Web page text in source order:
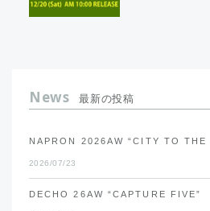
News 最新の投稿
NAPRON 2026AW “CITY TO THE
2026/07/23
DECHO 26AW “CAPTURE FIVE”